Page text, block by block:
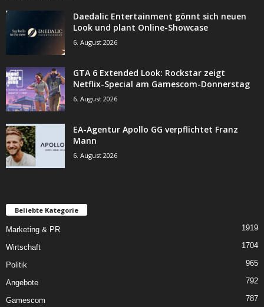
Daedalic Entertainment gönnt sich neuen
Look und plant Online-Showcase
6. August 2026
GTA 6 Extended Look: Rockstar zeigt
Netflix-Special am Gamescom-Donnerstag
6. August 2026
EA-Agentur Apollo GG verpflichtet Franz
Mann
6. August 2026
Beliebte Kategorie
Marketing & PR 1919
Wirtschaft 1704
Politik 965
Angebote 792
Gamescom 787